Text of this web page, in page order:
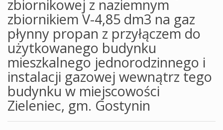
zbiornikowej z naziemnym
zbiornikiem V-4,85 dm3 na gaz
płynny propan z przyłączem do
użytkowanego budynku
mieszkalnego jednorodzinnego i
instalacji gazowej wewnątrz tego
budynku w miejscowości
Zieleniec, gm. Gostynin